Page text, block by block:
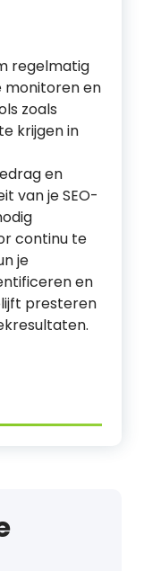
regelmatig
monitoren en
zoals
krijgen in
en
van je SEO-
continu te
je
en
presteren